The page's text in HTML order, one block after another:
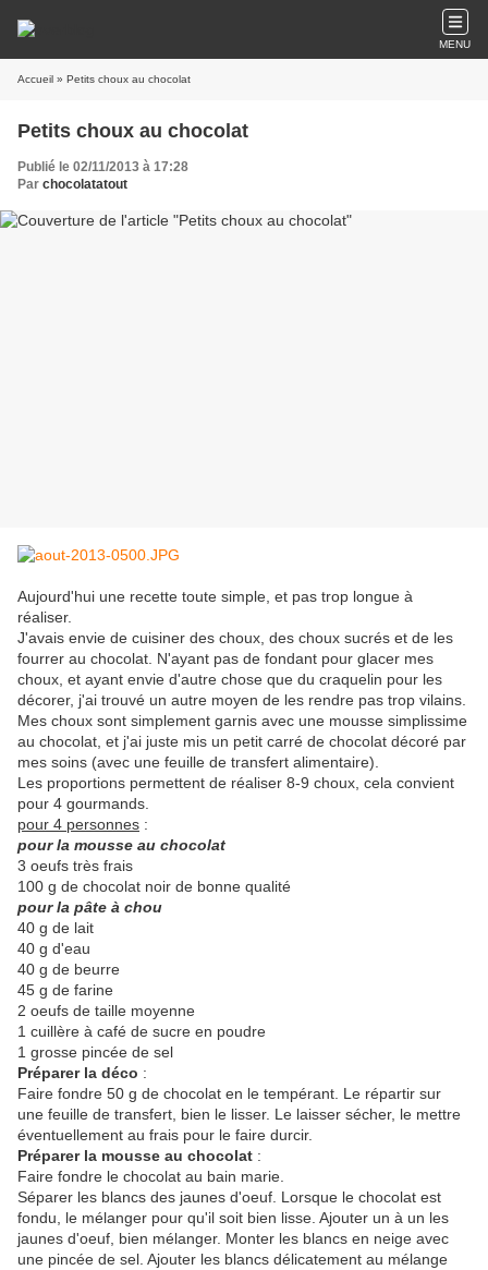
MENU
Accueil » Petits choux au chocolat
Petits choux au chocolat
Publié le 02/11/2013 à 17:28
Par chocolatatout
Aujourd'hui une recette toute simple, et pas trop longue à
réaliser.
J'avais envie de cuisiner des choux, des choux sucrés et de les
fourrer au chocolat. N'ayant pas de fondant pour glacer mes
choux, et ayant envie d'autre chose que du craquelin pour les
décorer, j'ai trouvé un autre moyen de les rendre pas trop vilains.
Mes choux sont simplement garnis avec une mousse simplissime
au chocolat, et j'ai juste mis un petit carré de chocolat décoré par
mes soins (avec une feuille de transfert alimentaire).
Les proportions permettent de réaliser 8-9 choux, cela convient
pour 4 gourmands.
pour 4 personnes :
pour la mousse au chocolat
3 oeufs très frais
100 g de chocolat noir de bonne qualité
pour la pâte à chou
40 g de lait
40 g d'eau
40 g de beurre
45 g de farine
2 oeufs de taille moyenne
1 cuillère à café de sucre en poudre
1 grosse pincée de sel
Préparer la déco :
Faire fondre 50 g de chocolat en le tempérant. Le répartir sur
une feuille de transfert, bien le lisser. Le laisser sécher, le mettre
éventuellement au frais pour le faire durcir.
Préparer la mousse au chocolat :
Faire fondre le chocolat au bain marie.
Séparer les blancs des jaunes d'oeuf. Lorsque le chocolat est
fondu, le mélanger pour qu'il soit bien lisse. Ajouter un à un les
jaunes d'oeuf, bien mélanger. Monter les blancs en neige avec
une pincée de sel. Ajouter les blancs délicatement au mélange